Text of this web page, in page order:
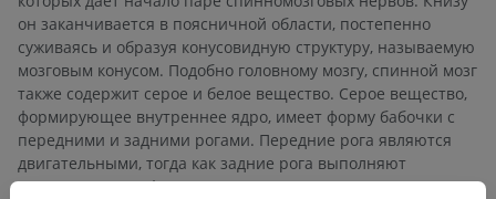
он заканчивается в поясничной области, постепенно
суживаясь и образуя конусовидную структуру, называемую
мозговым конусом. Подобно головному мозгу, спинной мозг
также содержит серое и белое вещество. Серое вещество,
формирующее внутреннее ядро, имеет форму бабочки с
передними и задними рогами. Передние рога являются
двигательными, тогда как задние рога выполняют
чувствительную функцию. Кроме того, в грудном и